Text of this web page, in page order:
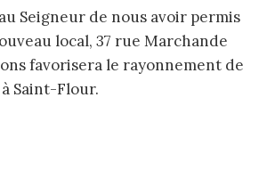
Seigneur de nous avoir permis
local, 37 rue Marchande
favorisera le rayonnement de
Saint-Flour.